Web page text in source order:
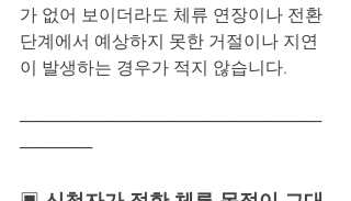
가 없어 보이더라도 체류 연장이나 전환
단계에서 예상하지 못한 거절이나 지연
이 발생하는 경우가 적지 않습니다.
─────────────────────────
──────